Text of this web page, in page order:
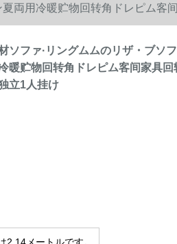
両用冷暖贮物回转角ドレピム客
ソファ·リングムムのリザ・ブソ
暖贮物回转角ドレピム客间家具回
立1人挂け